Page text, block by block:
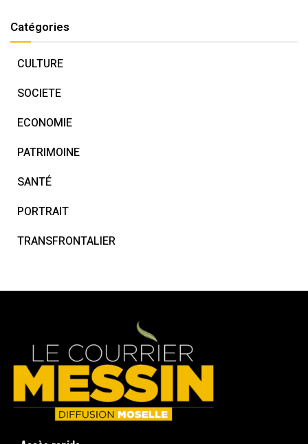
Catégories
CULTURE
SOCIETE
ECONOMIE
PATRIMOINE
SANTÉ
PORTRAIT
TRANSFRONTALIER